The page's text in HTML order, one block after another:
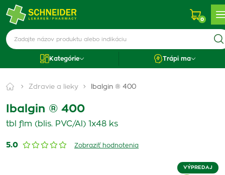
0
Kategórie Trápi ma
Zdravie a lieky Ibalgin ® 400
Ibalgin ® 400
tbl flm (blis. PVC/Al) 1x48 ks
5.0 Zobraziť hodnotenia
VÝPREDAJ